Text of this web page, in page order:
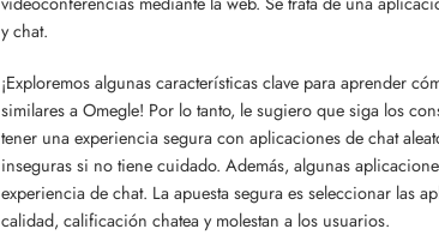
y chat.
¡Exploremos algunas características clave para aprender
similares a Omegle! Por lo tanto, le sugiero que siga los
tener una experiencia segura con aplicaciones de chat
inseguras si no tiene cuidado. Además, algunas
experiencia de chat. La apuesta segura es seleccionar las
calidad, calificación chatea y molestan a los usuarios.